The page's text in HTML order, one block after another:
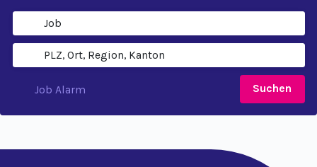
Suchen
Job Alarm